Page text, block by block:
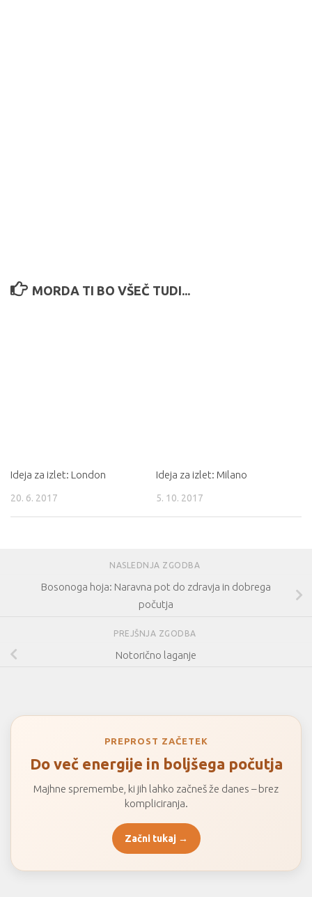
MORDA TI BO VŠEČ TUDI...
Ideja za izlet: London
20. 6. 2017
Ideja za izlet: Milano
5. 10. 2017
NASLEDNJA ZGODBA
Bosonoga hoja: Naravna pot do zdravja in dobrega
počutja
PREJŠNJA ZGODBA
Notorično laganje
PREPROST ZAČETEK
Do več energije in boljšega počutja
Majhne spremembe, ki jih lahko začneš že danes – brez
kompliciranja.
Začni tukaj →